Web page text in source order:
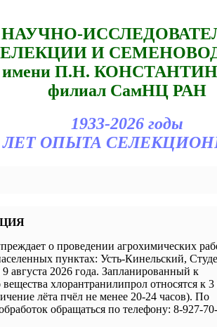
И
имени П.Н.
филиал СамНЦ РАН
1933-2026 годы
ЛЕТ ОПЫТА
о проведении агрохимических
пунктах: Усть-Кинельский,
2026 года. Запланированный к
хлорантранилипрол относятся к 3
лёта пчёл не менее 20-24 часов). По
обращаться по телефону: 8-927-